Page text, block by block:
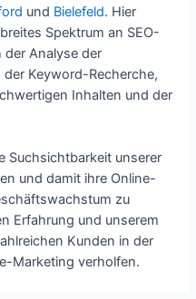
und Bielefeld. Hier
Spektrum an SEO-
der Analyse der
Keyword-Recherche,
Inhalten und der
Suchsichtbarkeit unserer
und damit ihre Online-
zu
Erfahrung und unserem
Kunden in der
Marketing verholfen.